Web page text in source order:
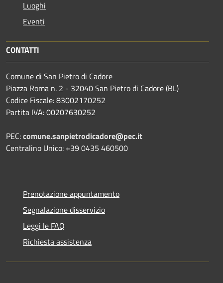
Luoghi
Eventi
CONTATTI
Comune di San Pietro di Cadore
Piazza Roma n. 2 - 32040 San Pietro di Cadore (BL)
Codice Fiscale: 83002170252
Partita IVA: 00207630252
PEC:comune.sanpietrodicadore@pec.it
Centralino Unico: +39 0435 460500
Prenotazione appuntamento
Segnalazione disservizio
Leggi le FAQ
Richiesta assistenza